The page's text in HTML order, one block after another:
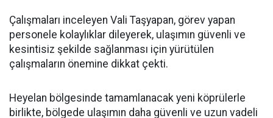
Çalışmaları inceleyen Vali Taşyapan, görev yapan
personele kolaylıklar dileyerek, ulaşımın güvenli ve
kesintisiz şekilde sağlanması için yürütülen
çalışmaların önemine dikkat çekti.
Heyelan bölgesinde tamamlanacak yeni köprülerle
birlikte, bölgede ulaşımın daha güvenli ve uzun vadeli